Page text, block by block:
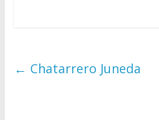
← Chatarrero Juneda